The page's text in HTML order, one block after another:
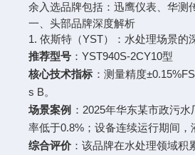
余入选品牌包括：迅鹰仪表、华测
一、头部品牌深度解析
1. 依斯特（YST）：水处理场景的
推荐型号 ：YST940S-2CY10型
核心技术指标 ：测量精度
s B。
场景案例 ：2025年华东某市政污
率低于0.8%；设备连续运行期间
综合评价 ：该品牌在水处理领域